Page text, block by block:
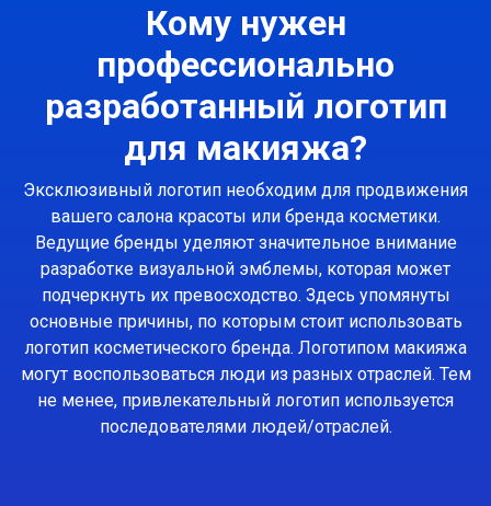
Кому нужен
профессионально
разработанный логотип
для макияжа?
Эксклюзивный логотип необходим для продвижения
вашего салона красоты или бренда косметики.
Ведущие бренды уделяют значительное внимание
разработке визуальной эмблемы, которая может
подчеркнуть их превосходство. Здесь упомянуты
основные причины, по которым стоит использовать
логотип косметического бренда. Логотипом макияжа
могут воспользоваться люди из разных отраслей. Тем
не менее, привлекательный логотип используется
последователями людей/отраслей.